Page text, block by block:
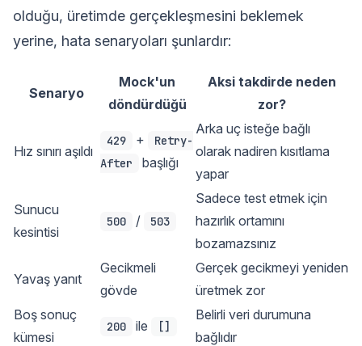
olduğu, üretimde gerçekleşmesini beklemek
yerine, hata senaryoları şunlardır:
Senaryo
Mock'un
döndürdüğü
Aksi takdirde neden
zor?
Hız sınırı aşıldı
429 +
Retry-
After
başlığı
Arka uç isteğe bağlı
olarak nadiren kısıtlama
yapar
Sunucu
kesintisi
500 / 503
Sadece test etmek için
hazırlık ortamını
bozamazsınız
Yavaş yanıt
Gecikmeli
gövde
Gerçek gecikmeyi yeniden
üretmek zor
Boş sonuç
kümesi
200 ile []
Belirli veri durumuna
bağlıdır